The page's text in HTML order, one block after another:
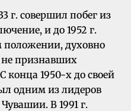
г. совершил побег из
и до 1952 г.
положении, духовно
признавших
1950-х до своей
одним из лидеров
В 1991 г.